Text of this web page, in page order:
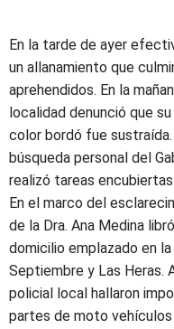
En la tarde de ayer
un allanamiento que
aprehendidos. En la
localidad denunció que
color bordó fue
búsqueda personal del
realizó tareas
En el marco del
de la Dra. Ana Medina
domicilio emplazado en
Septiembre y Las Heras.
policial local hallaron
partes de moto